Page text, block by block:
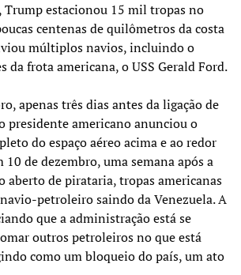
Trump estacionou 15 mil tropas no
centenas de quilômetros da costa
múltiplos navios, incluindo o
da frota americana, o USS Gerald Ford.
apenas três dias antes da ligação de
presidente americano anunciou o
do espaço aéreo acima e ao redor
10 de dezembro, uma semana após a
aberto de pirataria, tropas americanas
petroleiro saindo da Venezuela. A
que a administração está se
outros petroleiros no que está
como um bloqueio do país, um ato